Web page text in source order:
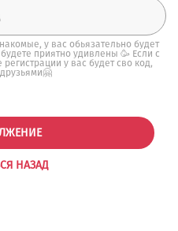
у вас обьязательно будет
приятно удивлены 🥳 Если с
у вас будет сво код,
НАЗАД